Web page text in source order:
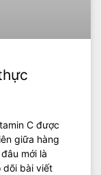
C được
giữa hàng
mới là
dõi bài viết